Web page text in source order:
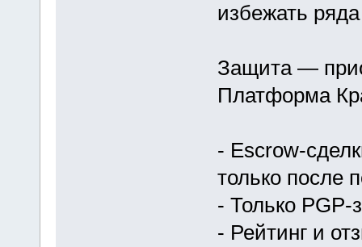
избежать
Защита —
Платформа
- Escrow-
только после
- Только
- Рейтинг и